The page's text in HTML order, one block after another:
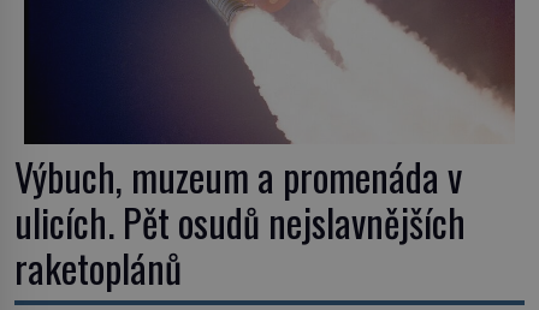
Výbuch, muzeum a promenáda v
ulicích. Pět osudů nejslavnějších
raketoplánů